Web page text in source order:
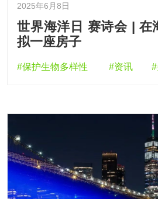
2025年6月8日
世界海洋日 赛诗会 | 在
拟一座房子
#保护生物多样性 #资讯